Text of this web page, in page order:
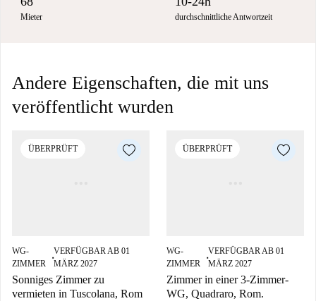
Mieter durchschnittliche Antwortzeit
Andere Eigenschaften, die mit uns
veröffentlicht wurden
ÜBERPRÜFT
WG-
ZIMMER
■
VERFÜGBAR AB 01
MÄRZ 2027
Sonniges Zimmer zu
vermieten in Tuscolana, Rom
ÜBERPRÜFT
WG-
ZIMMER
■
VERFÜGBAR AB 01
MÄRZ 2027
Zimmer in einer 3-Zimmer-
WG, Quadraro, Rom.